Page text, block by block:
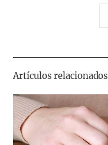
Artículos relacionados